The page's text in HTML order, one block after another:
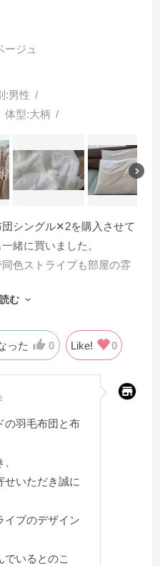
ージュ
:男性
体型:大柄
シングル✕2を購入させて
緒に買いました。
色ストライプも部屋の雰
ーに比べて使い心地がし
易くて色違いでリピート
む
った 0 Like! 0
の羽毛布団と布
せいただき誠に
イプのデザイン
でいるとのこ